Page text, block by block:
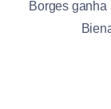
Borges ganha